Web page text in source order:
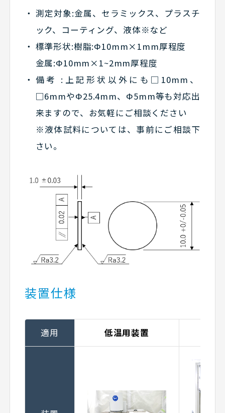
測定対象:金属、セラミックス、プラスチ
ック、コーティング、液体※など
標準形状:樹脂:Φ10mm×1mm厚程度
金属:Φ10mm×1~2mm厚程度
備考 :上記形状以外にも□10mm、
□6mmやΦ25.4mm、Φ5mm等も対応出
来ますので、お気軽にご相談ください
※液体試料については、事前にご相談下
さい。
装置仕様
適用 低温用装置